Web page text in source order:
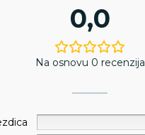
0,0
Na osnovu 0 recenzija